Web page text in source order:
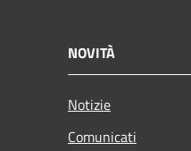
NOVITÀ
Notizie
Comunicati